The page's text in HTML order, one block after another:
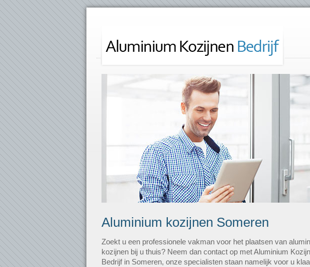
Aluminium kozijnen Someren
Zoekt u een professionele vakman voor het plaatsen van
kozijnen bij u thuis? Neem dan contact op met Aluminium
Bedrijf in Someren, onze specialisten staan namelijk voor u